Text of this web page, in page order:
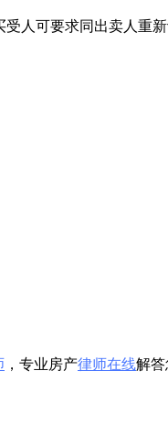
人可要求同出卖人重
，专业房产律师在线解答